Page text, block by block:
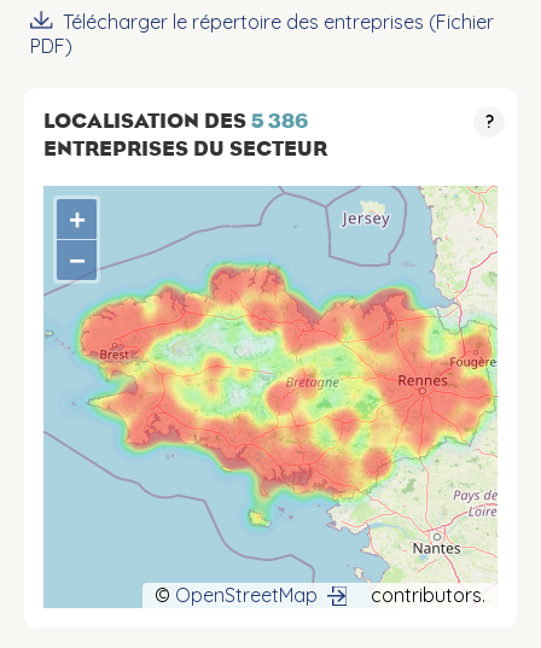
Télécharger le répertoire des entreprises (Fichier
PDF)
LOCALISATION DES5 386
ENTREPRISES DU SECTEUR
?
+
−
© OpenStreetMap contributors.